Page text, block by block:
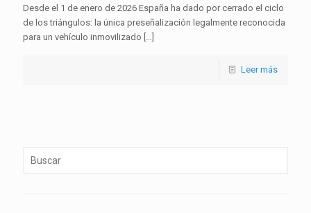
Desde el 1 de enero de 2026 España ha dado por cerrado el ciclo
de los triángulos: la única preseñalización legalmente reconocida
para un vehículo inmovilizado
Leer más